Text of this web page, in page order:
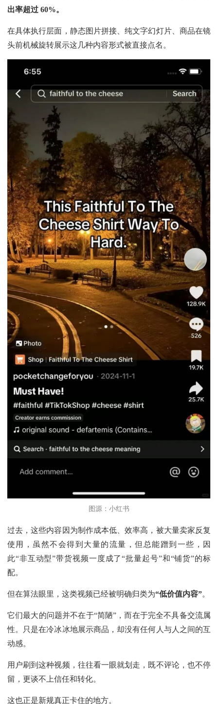
出率超过 60%。
在具体执行层面，静态图片拼接、纯文字幻灯片、商品在镜
头前机械旋转展示这几种内容形式被直接点名。
图源：小红书
过去，这些内容因为制作成本低、效率高，被大量卖家反复
使用，虽然不会得到大量的流量，但总能蹭到一些，因
此“非互动型”带货视频一度成了“批量起号”和“铺货”的标
配。
但在算法眼里，这类视频已经被明确归类为“低价值内容”。
它们最大的问题并不在于“简陋”，而在于完全不具备交流属
性。只是在冷冰冰地展示商品，却没有任何人与人之间的互
动感。
用户刷到这种视频，往往看一眼就划走，既不评论，也不停
留，更谈不上信任和转化。
这也正是新规真正卡住的地方。